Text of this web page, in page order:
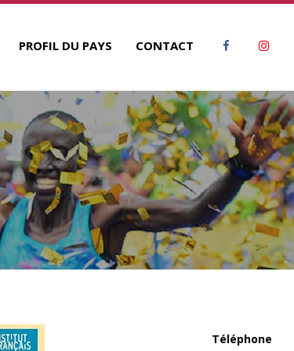
PROFIL DU PAYS CONTACT
Téléphone